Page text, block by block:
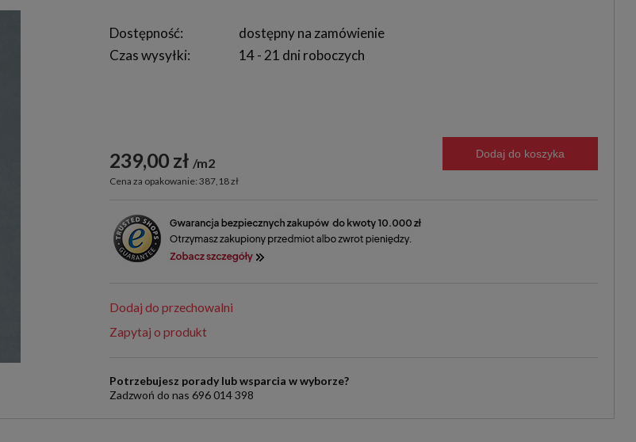
Dostępność:
dostępny na zamówienie
Czas wysyłki:
14 - 21 dni roboczych
239,00 zł m2
Cena za opakowanie: 387,18 zł
Dodaj do koszyka
Dodaj do przechowalni
Zapytaj o produkt
Potrzebujesz porady lub wsparcia w wyborze?
Zadzwoń do nas 696 014 398